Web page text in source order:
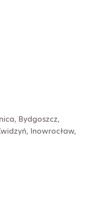
, Bydgoszcz,
, Inowrocław,